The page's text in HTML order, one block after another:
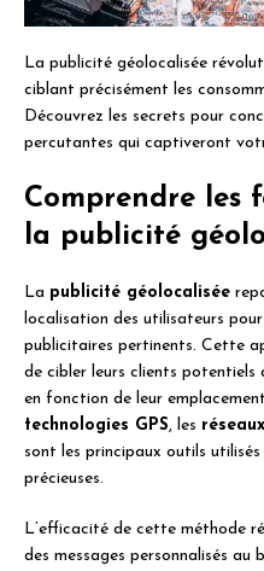
La publicité géolocalisée
ciblant précisément les
Découvrez les secrets pour
percutantes qui captiveront
Comprendre les
la publicité
La publicité géolocalisée
localisation des utilisateurs
publicitaires pertinents. Cette
de cibler leurs clients potentiels
en fonction de leur
technologies GPS, les
sont les principaux outils
précieuses.
L’efficacité de cette méthode
des messages personnalisés